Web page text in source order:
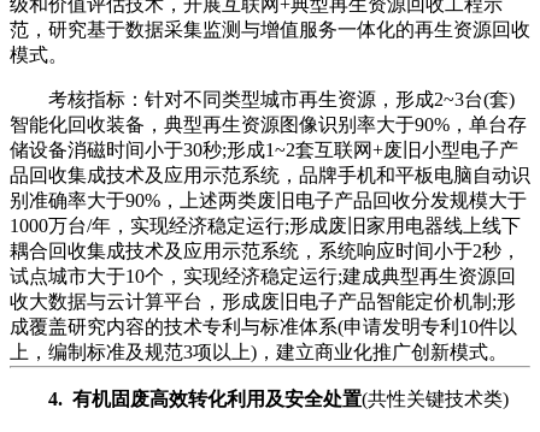
级和价值评估技术，开展互联网+典型再生资源回收工程示
范，研究基于数据采集监测与增值服务一体化的再生资源回收
模式。
考核指标：针对不同类型城市再生资源，形成2~3台(套)
智能化回收装备，典型再生资源图像识别率大于90%，单台存
储设备消磁时间小于30秒;形成1~2套互联网+废旧小型电子产
品回收集成技术及应用示范系统，品牌手机和平板电脑自动识
别准确率大于90%，上述两类废旧电子产品回收分发规模大于
1000万台/年，实现经济稳定运行;形成废旧家用电器线上线下
耦合回收集成技术及应用示范系统，系统响应时间小于2秒，
试点城市大于10个，实现经济稳定运行;建成典型再生资源回
收大数据与云计算平台，形成废旧电子产品智能定价机制;形
成覆盖研究内容的技术专利与标准体系(申请发明专利10件以
上，编制标准及规范3项以上)，建立商业化推广创新模式。
4. 有机固废高效转化利用及安全处置(共性关键技术类)